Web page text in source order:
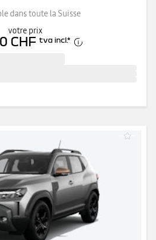
dans toute la Suisse
votre prix
CHF tva incl.*